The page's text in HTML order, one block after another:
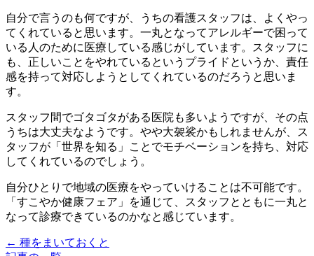
自分で言うのも何ですが、うちの看護スタッフは、よくやっ
てくれていると思います。一丸となってアレルギーで困って
いる人のために医療している感じがしています。スタッフに
も、正しいことをやれているというプライドというか、責任
感を持って対応しようとしてくれているのだろうと思いま
す。
スタッフ間でゴタゴタがある医院も多いようですが、その点
うちは大丈夫なようです。やや大袈裟かもしれませんが、ス
タッフが「世界を知る」ことでモチベーションを持ち、対応
してくれているのでしょう。
自分ひとりで地域の医療をやっていけることは不可能です。
「すこやか健康フェア」を通じて、スタッフとともに一丸と
なって診療できているのかなと感じています。
← 種をまいておくと